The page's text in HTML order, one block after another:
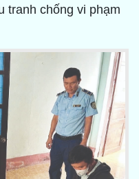
tranh chống vi phạm